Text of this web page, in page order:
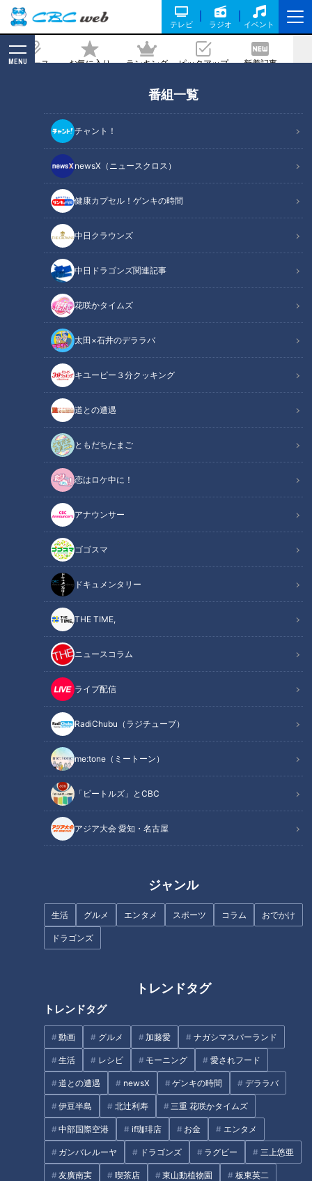
テレビ ラジオ イベント
ニュース お気に入り ランキング ピックアップ 新着記事
MENU
番組一覧
チャント！
newsX（ニュースクロス）
健康カプセル！ゲンキの時間
中日クラウンズ
中日ドラゴンズ関連記事
花咲かタイムズ
太田×石井のデララバ
キユーピー３分クッキング
道との遭遇
ともだちたまご
恋はロケ中に！
アナウンサー
ゴゴスマ
ドキュメンタリー
THE TIME,
ニュースコラム
ライブ配信
RadiChubu（ラジチューブ）
me:tone（ミートーン）
「ビートルズ」とCBC
アジア大会 愛知・名古屋
ジャンル
生活 グルメ エンタメ スポーツ コラム おでかけ
ドラゴンズ
トレンドタグ
トレンドタグ
動画 グルメ 加藤愛 ナガシマスパーランド
生活 レシピ モーニング 愛されフード
道との遭遇 newsX ゲンキの時間 デララバ
伊豆半島 北辻利寿 三重 花咲かタイムズ
中部国際空港 if珈琲店 お金 エンタメ
ガンバレルーヤ ドラゴンズ ラグビー 三上悠亜
友廣南実 喫茶店 東山動植物園 板東英二
び握り体験！？親子に人気のイベント
「おむすびキッズ」をご紹介！
2023/05/09 16:40
チャント！
くらしニュース
お米にこだわり抜いた名古屋のおむすび専門店「四代目お結び
屋」が開いているイベント「おむすびキッズ」が親子に人気で
す。今回は、お米の魅力を親子で楽しめるイベント「おむすび
キッズ」をご紹介します！
全国の米農家から直接仕入れたお米で作るおむすび。注文
を受けてから丁寧に握るこだわりも！
おむすび握りの職業体験「おむすびキッズ」！出来上がっ
たおむすびを親子で実食！
オススメ関連コンテンツ
全国の米農家から直接仕入れたお米で作るおむす
び。注文を受けてから丁寧に握るこだわりも！
「四代目お結び屋」は、2022年11月に千種区にオープンした
おむすびのテイクアウト専門店。注文を受けてから一つひとつ
CBCテレビ：画像『チャント！』